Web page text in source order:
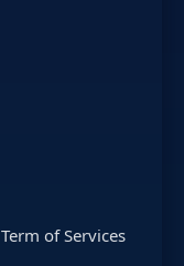
Term of Services